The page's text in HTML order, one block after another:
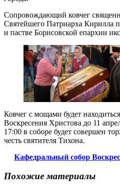
Сопровождающий ковчег
Святейшего Патриарха Кирилла
и пастве Борисовской епархии
Ковчег с мощами будет
Воскресения Христова до 11
17:00 в соборе будет совершен
честь святителя Тихона.
Кафедральный собор
Похожие материалы